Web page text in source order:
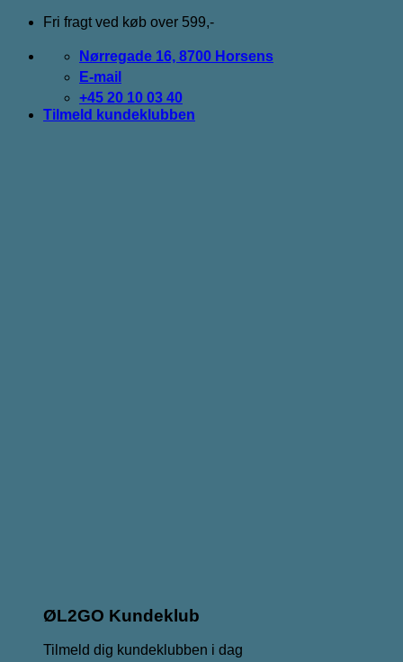
Fortsæt
indhold
Fri fragt ved køb over 599,-
Nørregade 16, 8700 Horsens
E-mail
+45 20 10 03 40
Tilmeld kundeklubben
ØL2GO Kundeklub
Tilmeld dig kundeklubben i dag